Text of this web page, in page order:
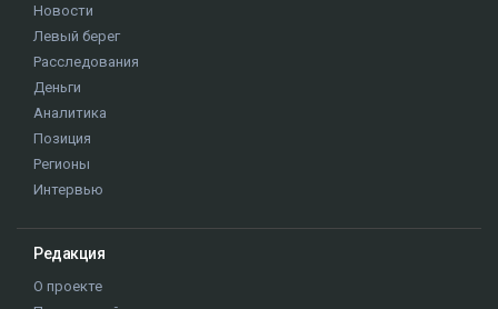
Новости
Левый берег
Расследования
Деньги
Аналитика
Позиция
Регионы
Интервью
Редакция
О проекте